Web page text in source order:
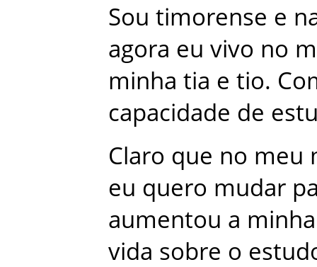
Sou timorense e
agora eu vivo no
minha tia e tio.
capacidade de
Claro que no meu
eu quero mudar
aumentou a minha
vida sobre o